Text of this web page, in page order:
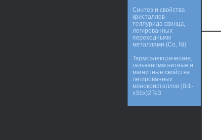
Синтез и свойства
кристаллов
теллурида свинца,
легированных
переходными
металлами (Co, Ni)
Термоэлектрические,
гальваномагнитные и
магнитные свойства
легированных
монокристаллов (Bi1-
xSbx)2Te3